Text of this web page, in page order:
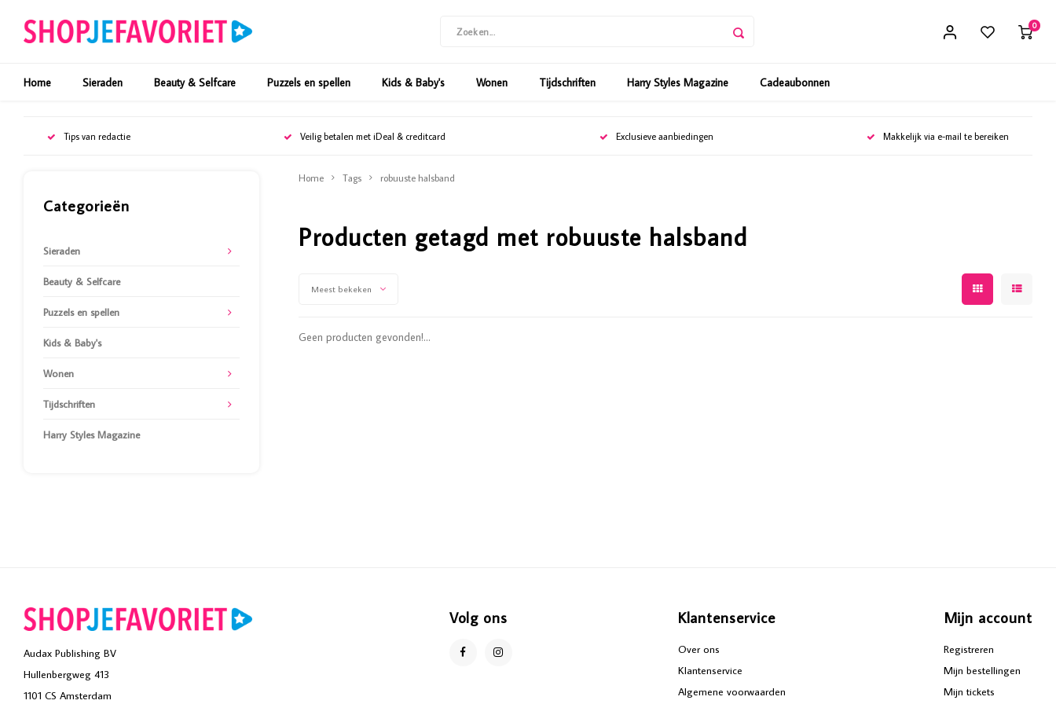
0
Home Sieraden Beauty & Selfcare Puzzels en spellen Kids & Baby's Wonen Tijdschriften Harry Styles Magazine Cadeaubonnen
Tips van redactie Veilig betalen met iDeal & creditcard Exclusieve aanbiedingen Makkelijk via e-mail te bereiken
Categorieën
Sieraden
Beauty & Selfcare
Puzzels en spellen
Kids & Baby's
Wonen
Tijdschriften
Harry Styles Magazine
Home Tags robuuste halsband
Producten getagd met robuuste halsband
Meest bekeken
Geen producten gevonden!...
Audax Publishing BV
Hullenbergweg 413
1101 CS Amsterdam
Volg ons Klantenservice
Over ons
Klantenservice
Algemene voorwaarden
Mijn account
Registreren
Mijn bestellingen
Mijn tickets